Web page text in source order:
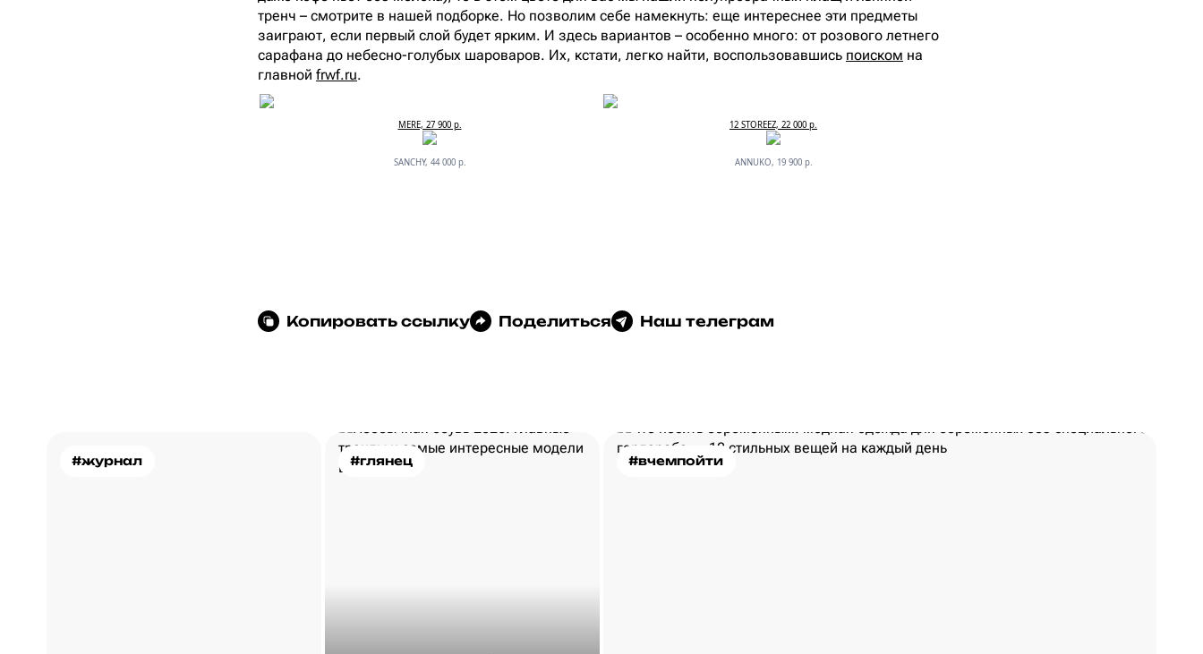
тренч – смотрите в нашей подборке. Но позволим себе намекнуть: еще интереснее эти предметы
заиграют, если первый слой будет ярким. И здесь вариантов – особенно много: от розового летнего
сарафана до небесно-голубых шароваров. Их, кстати, легко найти, воспользовавшись поиском на
главной frwf.ru.
MERE, 27 900 р. 12 STOREEZ, 22 000 р.
SANCHY, 44 000 р. ANNUKO, 19 900 р.
Копировать ссылку Поделиться Наш телеграм
#журнал #глянец #вчемпойти